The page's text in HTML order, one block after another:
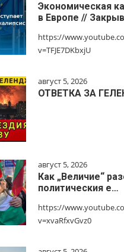
Экономическая
в Европе //
https://
v=TFJE7DKbxjU
август 5, 2026
ОТВЕТКА ЗА
август 5, 2026
Как „Величие“
политическия е…
https://
v=xvaRfxvGvz0